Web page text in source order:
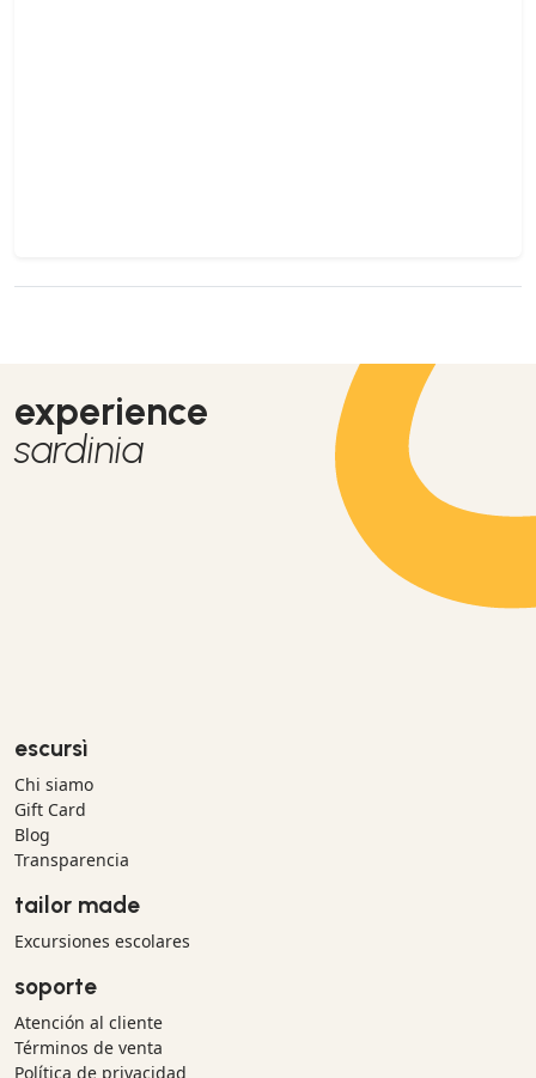
experience
sardinia
escursì
Chi siamo
Gift Card
Blog
Transparencia
tailor made
Excursiones escolares
soporte
Atención al cliente
Términos de venta
Política de privacidad